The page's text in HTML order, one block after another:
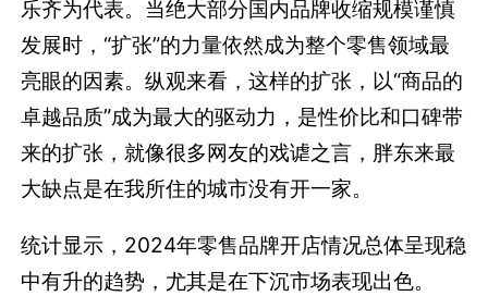
乐齐为代表。当绝大部分国内品牌收缩规模谨慎
发展时，“扩张”的力量依然成为整个零售领域最
亮眼的因素。纵观来看，这样的扩张，以“商品的
卓越品质”成为最大的驱动力，是性价比和口碑带
来的扩张，就像很多网友的戏谑之言，胖东来最
大缺点是在我所住的城市没有开一家。
统计显示，2024年零售品牌开店情况总体呈现稳
中有升的趋势，尤其是在下沉市场表现出色。‌